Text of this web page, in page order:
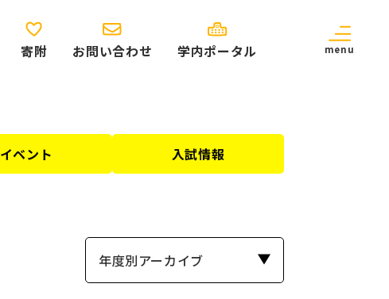
寄附 お問い合わせ 学内ポータル menu
イベント 入試情報
年度別アーカイブ